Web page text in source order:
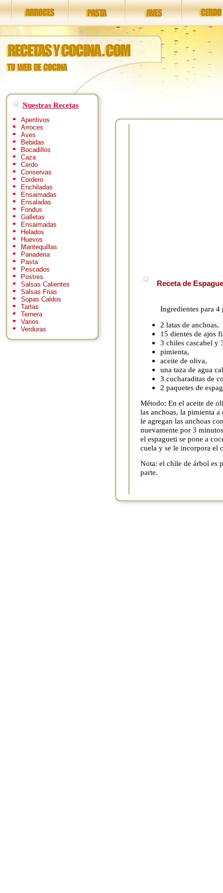
Nuestras Recetas
Aperitivos
Arroces
Aves
Bebidas
Bocadillos
Caza
Cerdo
Conservas
Cordero
Enchiladas
Ensaimadas
Ensaladas
Fondus
Galletas
Ensaimadas
Helados
Huevos
Mantequillas
Panaderia
Pasta
Pescados
Postres
Salsas Calientes
Salsas Frias
Sopas Caldos
Tartas
Ternera
Varios
Verduras
Receta de
Ingredientes para 4
2 latas de anchoas,
15 dientes de ajos
3 chiles cascabel y
pimienta,
aceite de oliva,
una taza de agua
3 cucharaditas de
2 paquetes de
Método: En el aceite de
las anchoas, la pimienta
le agregan las anchoas
nuevamente por 3
el espagueti se pone a
cuela y se le incorpora el
Nota: el chile de árbol es
parte.